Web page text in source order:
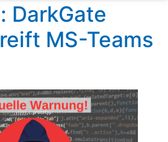
DarkGate
MS-Teams